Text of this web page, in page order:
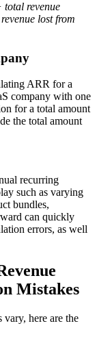
total revenue
lost from
ARR for a
company with one
for a total amount
the total amount
recurring
such as varying
bundles,
can quickly
errors, as well
Mistakes
here are the